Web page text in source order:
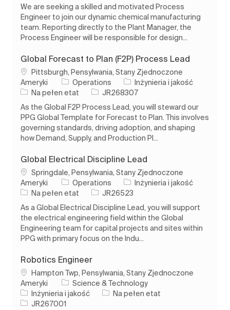
We are seeking a skilled and motivated Process
Engineer to join our dynamic chemical manufacturing
team. Reporting directly to the Plant Manager, the
Process Engineer will be responsible for design...
Global Forecast to Plan (F2P) Process Lead
Lokalizacja
Pittsburgh, Pensylwania, Stany Zjednoczone
Ameryki
Operations Kategoria
Inżynieria i jakość
Rodzaj pracy
Na pełen etat Identyfikator zadania
JR268307
As the Global F2P Process Lead, you will steward our
PPG Global Template for Forecast to Plan. This involves
governing standards, driving adoption, and shaping
how Demand, Supply, and Production Pl...
Global Electrical Discipline Lead
Lokalizacja
Springdale, Pensylwania, Stany Zjednoczone
Ameryki
Operations Kategoria
Inżynieria i jakość
Rodzaj pracy
Na pełen etat Identyfikator zadania
JR26523
As a Global Electrical Discipline Lead, you will support
the electrical engineering field within the Global
Engineering team for capital projects and sites within
PPG with primary focus on the Indu...
Robotics Engineer
Lokalizacja
Hampton Twp, Pensylwania, Stany Zjednoczone
Ameryki
Science & Technology
Kategoria
Inżynieria i jakość Rodzaj pracy
Na pełen etat
Identyfikator zadania
JR267001